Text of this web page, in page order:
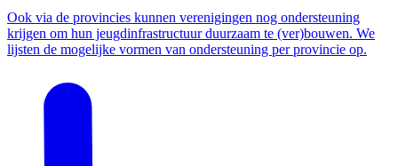
Ook via de provincies kunnen verenigingen nog ondersteuning
krijgen om hun jeugdinfrastructuur duurzaam te (ver)bouwen. We
lijsten de mogelijke vormen van ondersteuning per provincie op.